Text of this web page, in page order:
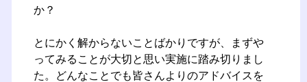
か？
とにかく解からないことばかりですが、まずや
ってみることが大切と思い実施に踏み切りまし
た。どんなことでも皆さんよりのアドバイスを